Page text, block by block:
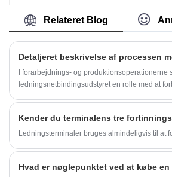
dedikerede os til
stik i mere end 10 år,
Relateret Blog
I forarbejdnings- og produktionsoperationerne
ledningsnetbindingsudstyret en rolle med at
forbindelsesarrangementet. Ledningsnettet er
fejlrettet, og der kan spares plads i processen,
Ledningsterminaler bruges almindeligvis til at
Hvad er nøglepunktet ved at købe